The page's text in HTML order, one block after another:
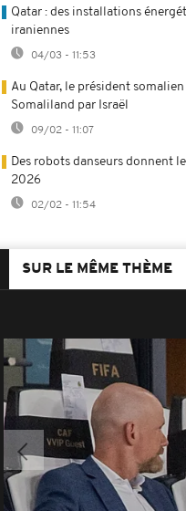
Qatar : des installations
iraniennes
04/03 - 11:53
Au Qatar, le président
Somaliland par Israël
09/02 - 11:07
Des robots danseurs donnent
2026
02/02 - 11:54
SUR LE MÊME THÈME